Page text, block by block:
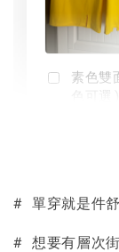
素色
# 單穿就是件舒
# 想要有層次街